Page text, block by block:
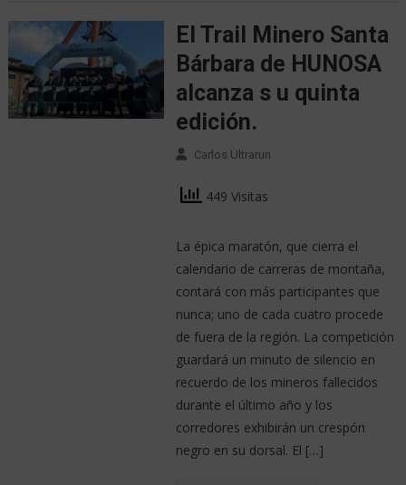
El Trail Minero Santa
Bárbara de HUNOSA
alcanza s u quinta
edición.
Carlos Ultrarun
449 Visitas
La épica maratón, que cierra el
calendario de carreras de montaña,
contará con más participantes que
nunca; uno de cada cuatro procede
de fuera de la región. La competición
guardará un minuto de silencio en
recuerdo de los mineros fallecidos
durante el último año y los
corredores exhibirán un crespón
negro en su dorsal. El […]